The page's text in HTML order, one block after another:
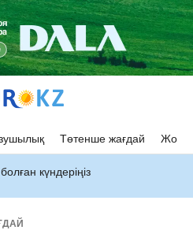
Төтенше жағдай Жол
күндеріңіз